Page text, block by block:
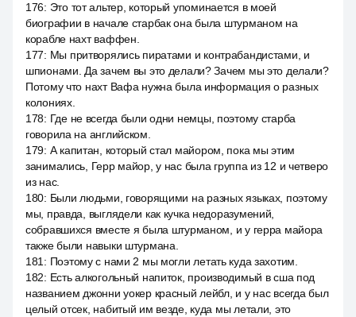
176: Это тот альтер, который упоминается в моей
биографии в начале старбак она была штурманом на
корабле нахт ваффен.
177: Мы притворялись пиратами и контрабандистами, и
шпионами. Да зачем вы это делали? Зачем мы это делали?
Потому что нахт Вафа нужна была информация о разных
колониях.
178: Где не всегда были одни немцы, поэтому старба
говорила на английском.
179: А капитан, который стал майором, пока мы этим
занимались, Герр майор, у нас была группа из 12 и четверо
из нас.
180: Были людьми, говорящими на разных языках, поэтому
мы, правда, выглядели как кучка недоразумений,
собравшихся вместе я была штурманом, и у герра майора
также были навыки штурмана.
181 : Поэтому с нами 2 мы могли летать куда захотим.
182: Есть алкогольный напиток, производимый в сша под
названием джонни уокер красный лейбл, и у нас всегда был
целый отсек, набитый им везде, куда мы летали, это